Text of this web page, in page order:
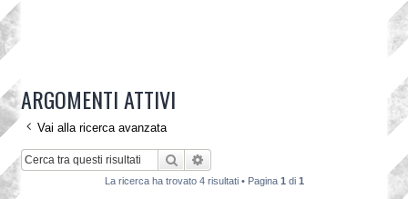
ARGOMENTI ATTIVI
Vai alla ricerca avanzata
Cerca
La ricerca ha trovato 4 risultati • Pagina 1 di 1